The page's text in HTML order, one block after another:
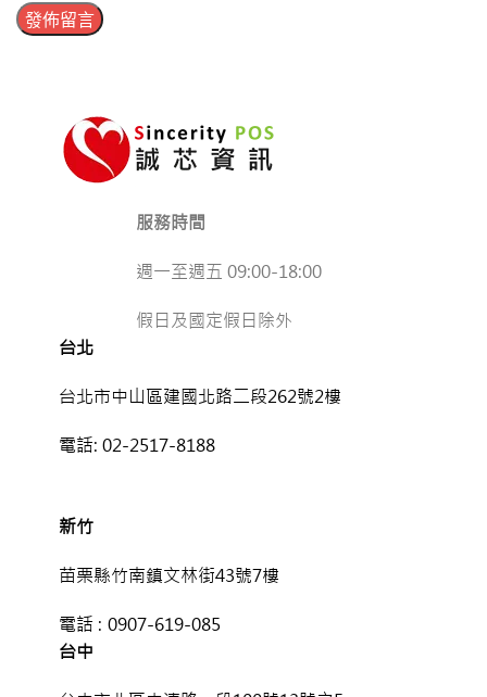
服務時間
週一至週五 09:00-18:00
假日及國定假日除外
台北
台北市中山區建國北路二段262號2樓
電話:02-2517-8188
新竹
苗栗縣竹南鎮文林街43號7樓
電話 :0907-619-085
台中